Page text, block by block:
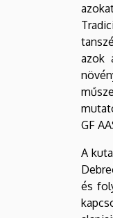
azok
GF
A
és